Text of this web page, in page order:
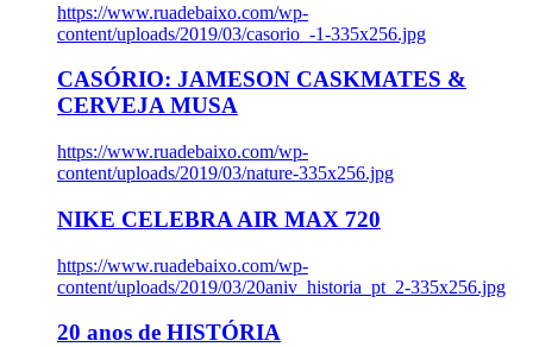
https://www.ruadebaixo.com/wp-
content/uploads/2019/03/casorio_-1-335x256.jpg
CASÓRIO: JAMESON CASKMATES &
CERVEJA MUSA
https://www.ruadebaixo.com/wp-
content/uploads/2019/03/nature-335x256.jpg
NIKE CELEBRA AIR MAX 720
https://www.ruadebaixo.com/wp-
content/uploads/2019/03/20aniv_historia_pt_2-335x256.jpg
20 anos de HISTÓRIA